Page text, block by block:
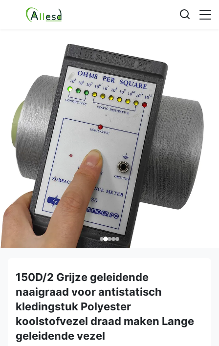
150D/2 Grijze geleidende
naaigraad voor antistatisch
kledingstuk Polyester
koolstofvezel draad maken Lange
geleidende vezel